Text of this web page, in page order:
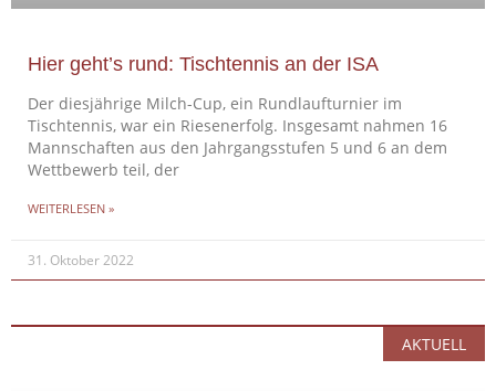
Hier geht’s rund: Tischtennis an der ISA
Der diesjährige Milch-Cup, ein Rundlaufturnier im
Tischtennis, war ein Riesenerfolg. Insgesamt nahmen 16
Mannschaften aus den Jahrgangsstufen 5 und 6 an dem
Wettbewerb teil, der
WEITERLESEN »
31. Oktober 2022
AKTUELL